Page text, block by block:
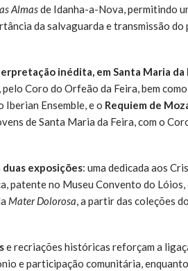
Almasde Idanha-a-Nova, permitindo
da salvaguarda e transmissão
inédita, em Santa Maria da
, pelo Coro do Orfeão da Feira, bem
Ensemble, e o Requiem de
de Santa Maria da Feira, com o
duas exposições: uma dedicada aos
patente no Museu Convento do Lóios,
Mater Dolorosa, a partir das coleções
e recriações históricas reforçam a
e participação comunitária,